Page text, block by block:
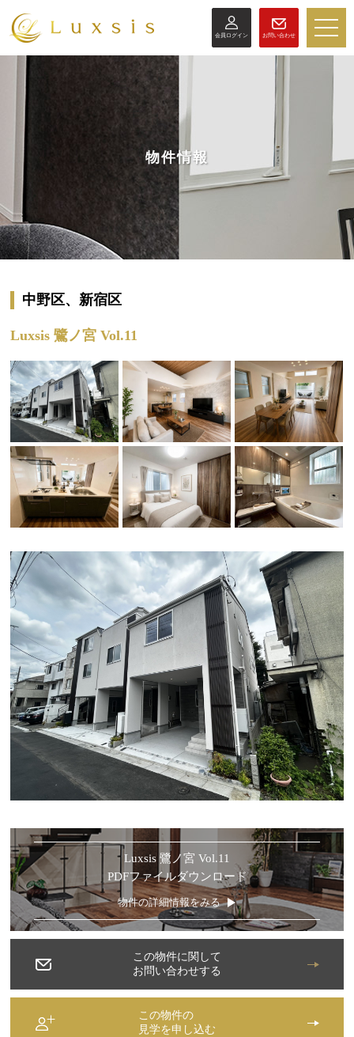
会員ログイン お問い合わせ
toggle
物件情報
中野区、新宿区
Luxsis 鷺ノ宮 Vol.11
Luxsis 鷺ノ宮 Vol.11
PDFファイルダウンロード
物件の詳細情報をみる
この物件に関して
お問い合わせする
この物件の
見学を申し込む